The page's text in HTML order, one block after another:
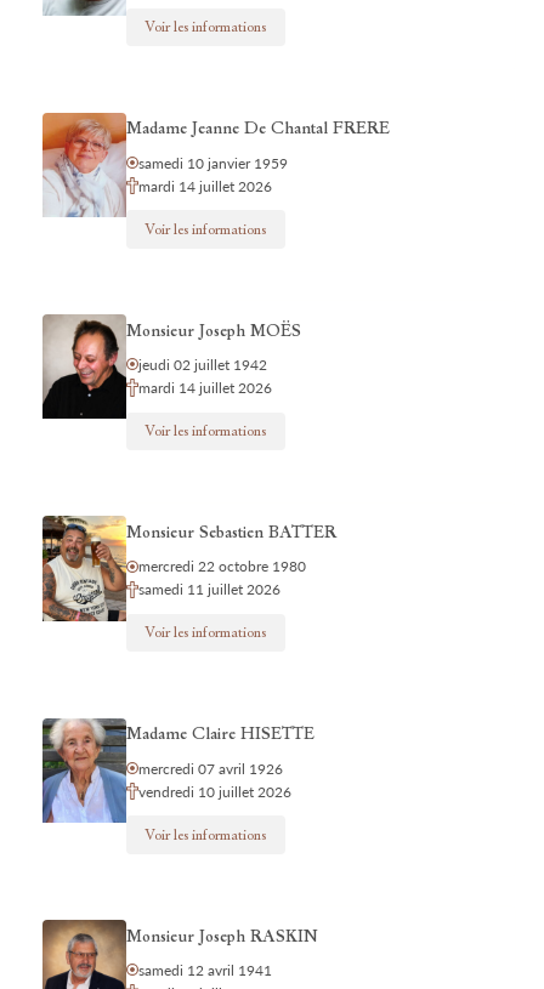
Voir les informations
Madame Jeanne De Chantal FRERE
samedi 10 janvier 1959
mardi 14 juillet 2026
Voir les informations
Monsieur Joseph MOËS
jeudi 02 juillet 1942
mardi 14 juillet 2026
Voir les informations
Monsieur Sebastien BATTER
mercredi 22 octobre 1980
samedi 11 juillet 2026
Voir les informations
Madame Claire HISETTE
mercredi 07 avril 1926
vendredi 10 juillet 2026
Voir les informations
Monsieur Joseph RASKIN
samedi 12 avril 1941